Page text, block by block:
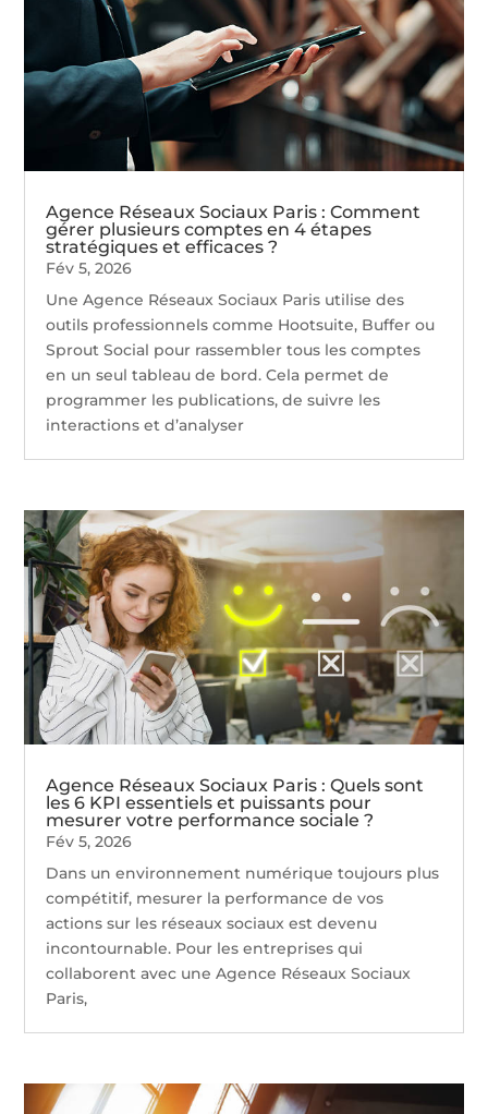
Agence Réseaux Sociaux Paris : Comment
gérer plusieurs comptes en 4 étapes
stratégiques et efficaces ?
Fév 5, 2026
Une Agence Réseaux Sociaux Paris utilise des
outils professionnels comme Hootsuite, Buffer ou
Sprout Social pour rassembler tous les comptes
en un seul tableau de bord. Cela permet de
programmer les publications, de suivre les
interactions et d’analyser
Agence Réseaux Sociaux Paris : Quels sont
les 6 KPI essentiels et puissants pour
mesurer votre performance sociale ?
Fév 5, 2026
Dans un environnement numérique toujours plus
compétitif, mesurer la performance de vos
actions sur les réseaux sociaux est devenu
incontournable. Pour les entreprises qui
collaborent avec une Agence Réseaux Sociaux
Paris,